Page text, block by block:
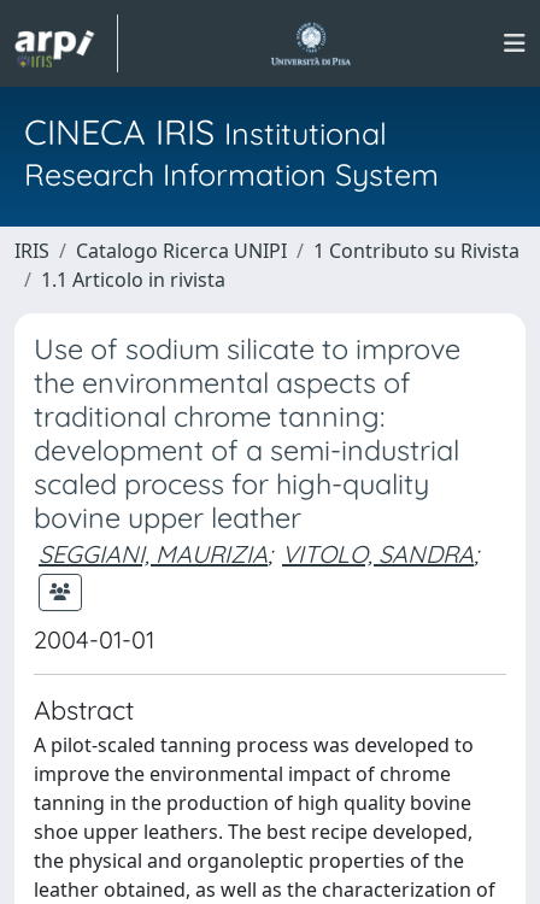
CINECA IRIS Institutional
Research Information System
IRIS Catalogo Ricerca UNIPI
1 Contributo su Rivista
1.1 Articolo in rivista
Use of sodium silicate to improve
the environmental aspects of
traditional chrome tanning:
development of a semi-industrial
scaled process for high-quality
bovine upper leather
SEGGIANI, MAURIZIA; VITOLO, SANDRA;
2004-01-01
Abstract
A pilot-scaled tanning process was developed to
improve the environmental impact of chrome
tanning in the production of high quality bovine
shoe upper leathers. The best recipe developed,
the physical and organoleptic properties of the
leather obtained, as well as the characterization of